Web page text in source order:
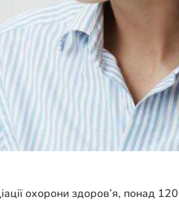
охорони здоров’я, понад